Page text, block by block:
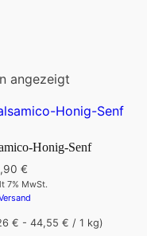
angezeigt
Honig-Senf
€
7% MwSt.
€ - 44,55 € / 1 kg)